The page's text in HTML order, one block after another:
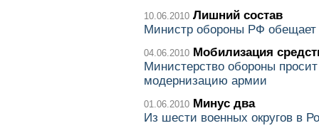
10.06.2010 Лишний состав
Министр обороны РФ обещает
04.06.2010 Мобилизация
Министерство обороны
модернизацию армии
01.06.2010 Минус два
Из шести военных округов в